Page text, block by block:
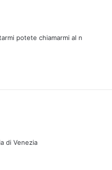
potete chiamarmi al n
di Venezia